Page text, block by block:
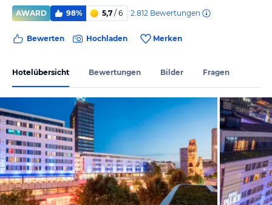
AWARD 98% 5,7 / 6 2.812 Bewertungen
Bewerten Hochladen Merken
Hotelübersicht Bewertungen Bilder Fragen